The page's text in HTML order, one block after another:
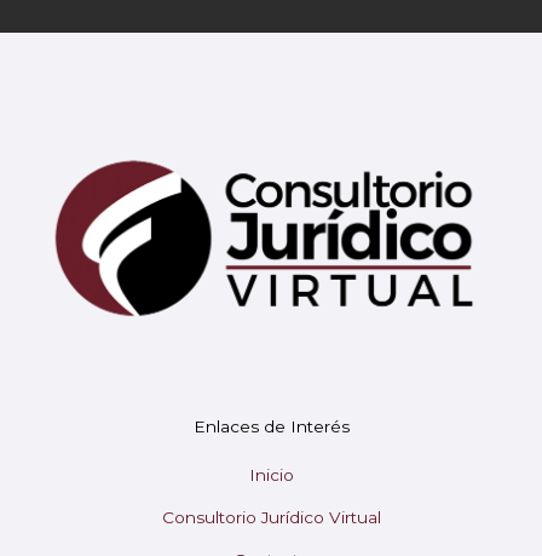
Enlaces de Interés
Inicio
Consultorio Jurídico Virtual
Soy Mary tu asistente virtual.